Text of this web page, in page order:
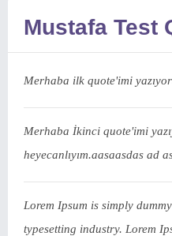
Mustafa Test
Merhaba ilk quote'imi
Merhaba İkinci quote'imi
heyecanlıyım.aasaasdas ad
Lorem Ipsum is simply
typesetting industry. Lorem